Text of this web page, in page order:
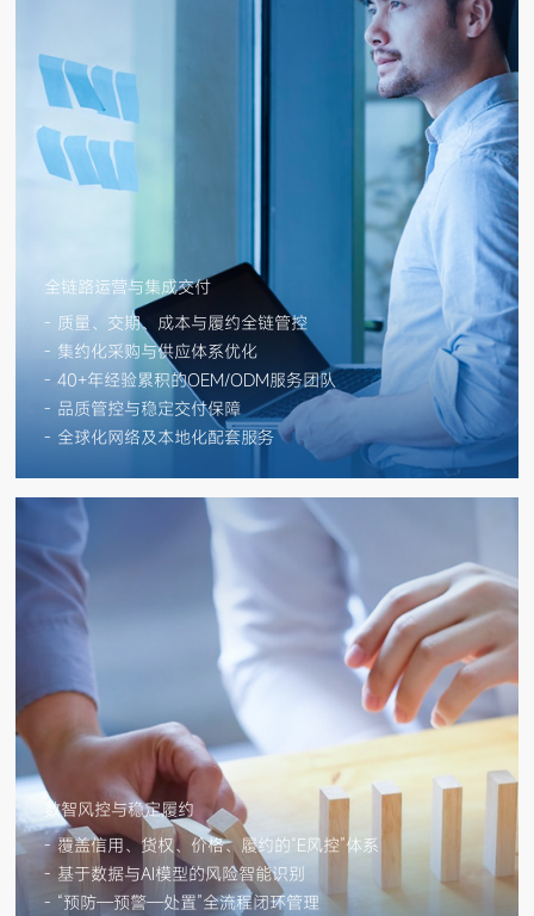
全链路运营与集成交付
- 质量、交期、成本与履约全链管控
- 集约化采购与供应体系优化
- 40+年经验累积的OEM/ODM服务团队
- 品质管控与稳定交付保障
- 全球化网络及本地化配套服务
数智风控与稳定履约
- 覆盖信用、货权、价格、履约的“E风控”体系
- 基于数据与AI模型的风险智能识别
- “预防—预警—处置”全流程闭环管理